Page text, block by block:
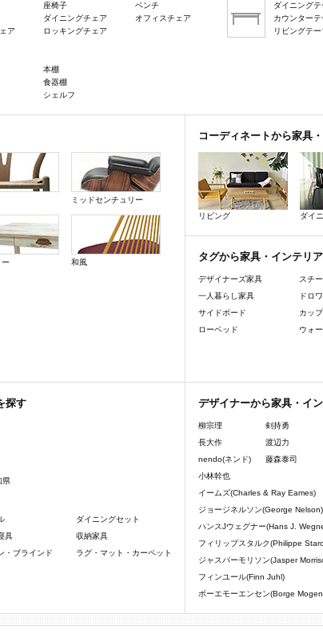
ア
座椅子
ダイニングチェア
ロッキングチェア
ベンチ
オフィスチェア
ダイニングテ
カウンターテ
リビングテー
本棚
食器棚
シェルフ
ミッドセンチュリー
和風
コーディネートから家具
リビング ダイ
タグから家具・インテリ
デザイナーズ家具
一人暮らし家具
サイドボード
ローベッド
スチ
ドロ
カッ
ウォ
探す
県
ダイニングセット
具
収納家具
・ブラインド
ラグ・マット・カーペット
デザイナーから家具・イ
柳宗理 剣持勇
長大作
渡辺力
nendo(ネンド)
藤森泰司
小林幹也
イームズ(Charles & Ray Eames)
ジョージネルソン(George Nelson)
ハンスJウェグナー(Hans J.
フィリップスタルク(Philippe
ジャスパーモリソン(Jasper
フィンユール(Finn Juhl)
ボーエモーエンセン(Borge